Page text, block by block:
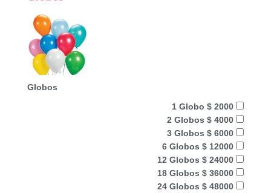
Globos
1 Globo $ 2000
2 Globos $ 4000
3 Globos $ 6000
6 Globos $ 12000
12 Globos $ 24000
18 Globos $ 36000
24 Globos $ 48000